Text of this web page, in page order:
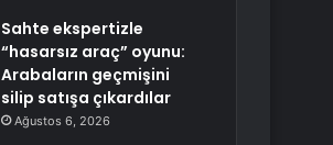
Sahte ekspertizle
“hasarsız araç” oyunu:
Arabaların geçmişini
silip satışa çıkardılar
Ağustos 6, 2026